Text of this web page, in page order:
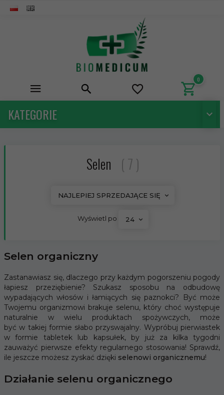
0
KATEGORIE
Selen 7
NAJLEPIEJ SPRZEDAJĄCE SIĘ
Wyświetl po 24
Selen organiczny
Zastanawiasz się, dlaczego przy każdym pogorszeniu pogody
łapiesz przeziębienie? Szukasz sposobu na odbudowę
wypadających włosów i łamiących się paznokci? Być może
Twojemu organizmowi brakuje selenu, który choć występuje
naturalnie w wielu produktach spożywczych, może
być w takiej formie słabo przyswajalny. Wypróbuj pierwiastek
w formie tabletek lub kapsułek, by już za kilka tygodni
zauważyć pierwsze efekty regularnego stosowania! Sprawdź,
ile jeszcze możesz zyskać dzięki selenowi organicznemu!
Działanie selenu organicznego